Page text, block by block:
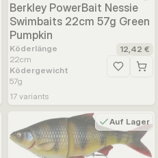
hinzufügen
Berkley PowerBait Nessie
Swimbaits 22cm 57g Green
Pumpkin
Köderlänge
22cm
Ködergewicht
57g
12,42 €
Zur
17 variants
Auf Lager